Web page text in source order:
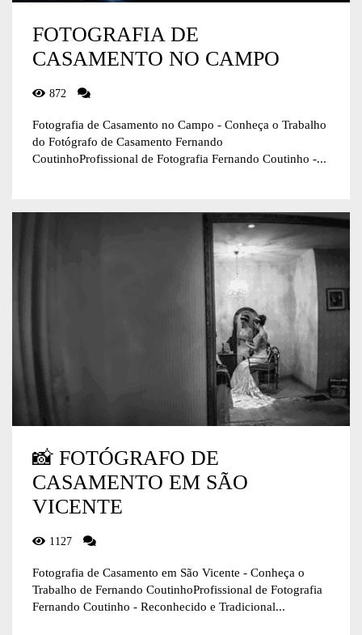
FOTOGRAFIA DE
CASAMENTO NO CAMPO
872
Fotografia de Casamento no Campo - Conheça o Trabalho
do Fotógrafo de Casamento Fernando
CoutinhoProfissional de Fotografia Fernando Coutinho -...
📸 FOTÓGRAFO DE
CASAMENTO EM SÃO
VICENTE
1127
Fotografia de Casamento em São Vicente - Conheça o
Trabalho de Fernando CoutinhoProfissional de Fotografia
Fernando Coutinho - Reconhecido e Tradicional...